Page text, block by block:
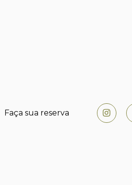
Faça sua reserva